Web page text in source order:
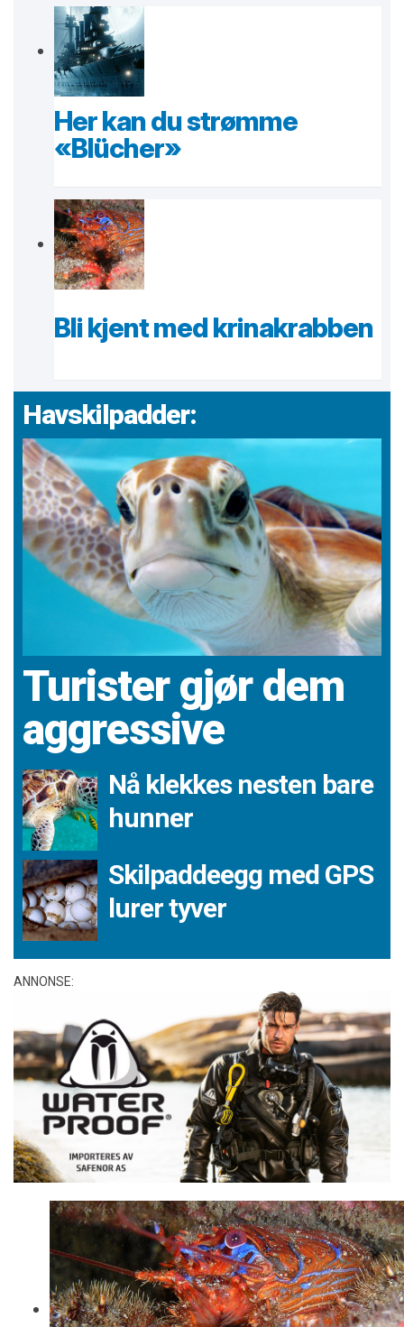
Her kan du strømme
«Blücher»
Bli kjent med krinakrabben
Havskilpadder:
Turister gjør dem
aggressive
Nå klekkes nesten bare
hunner
Skilpaddeegg med GPS
lurer tyver
ANNONSE: